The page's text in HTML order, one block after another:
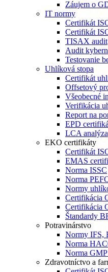
Záujem o
IT normy
Certifikát
Certifikát
TISAX audit
Audit
Testovanie
Uhlíková stopa
Certifikát
Offsetový
Všeobecné
Verifikácia
Report na
EPD
LCA analýza
EKO certifikáty
Certifikát
EMAS
Norma ISSC
Norma
Normy
Certifikácia
Certifikácia
Štandardy
Potravinárstvo
Normy IFS,
Norma
Norma
Zdravotníctvo a